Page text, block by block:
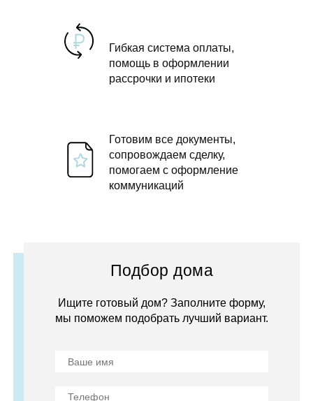
Гибкая система оплаты,
помощь в оформлении
рассрочки и ипотеки
Готовим все документы,
сопровождаем сделку,
помогаем с оформление
коммуникаций
Подбор дома
Ищите готовый дом? Заполните форму,
мы поможем подобрать лучший вариант.